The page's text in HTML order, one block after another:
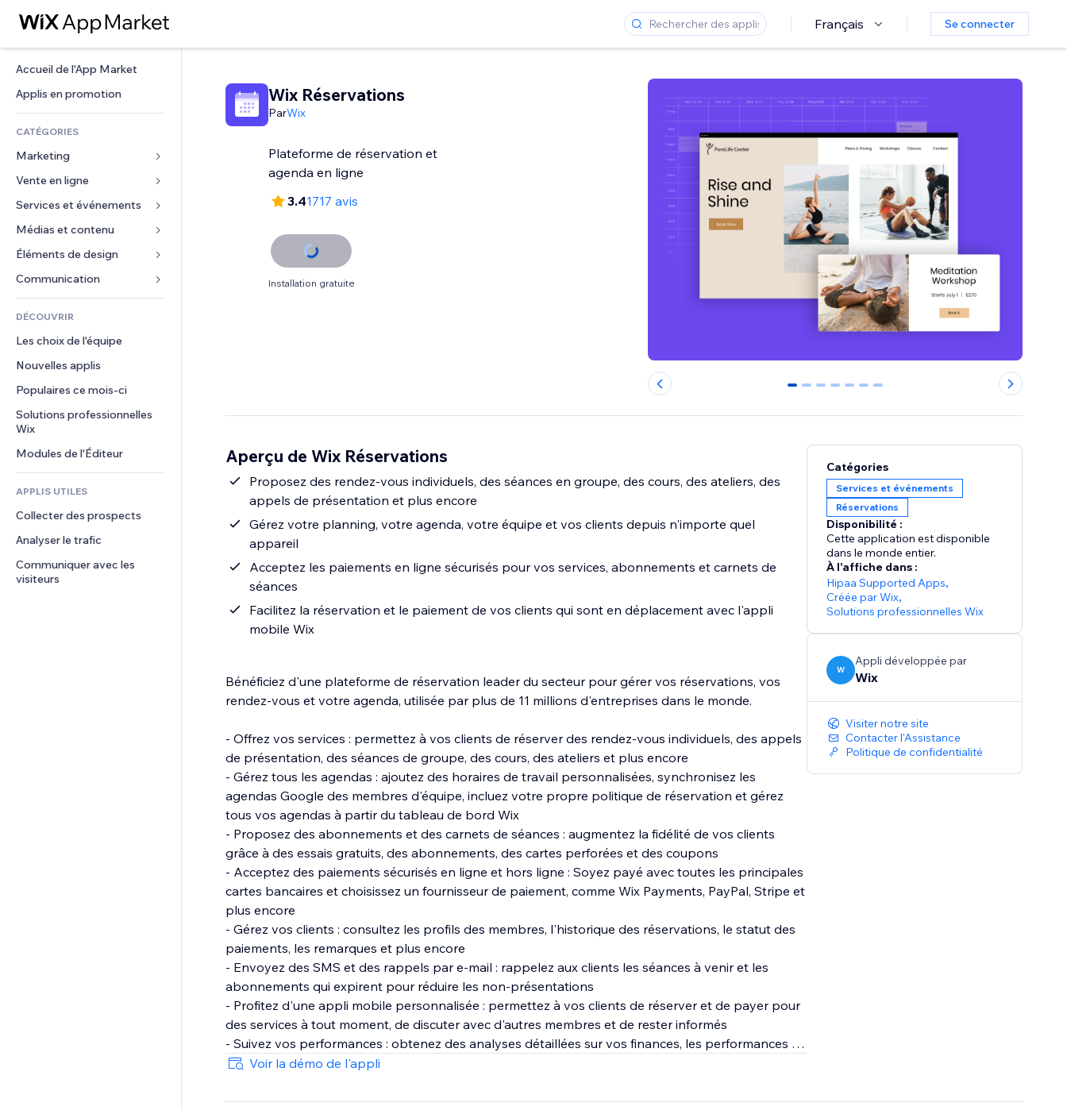
Français Se connecter
Accueil de l'App Market
Applis en promotion
CATÉGORIES
Marketing
Publicités
Mobile
Données analytiques
Réseaux sociaux
Classement de sites
E-mail
Vente en ligne
Applis pour les boutiques
Expédition et livraison
Boutons Vente
Comptabilité
Coupons et fidélisation
Solutions d'entreposage
Financement participatif
Alimentation et boissons
Services et événements
Hôtels
Événements
Restaurants
Immobilier
Réservations
Médias et contenu
Galerie
Musique
Podcasts
Photographie
Vidéo
PDF
Partage de fichiers
Actualités
Services de contenu
Effets de texte
Éléments de design
Cartes et navigation
Confidentialité
Horloge
Modèles de pages
Effets sur images
Boutons et menus
Bannières et badges
Calculateurs
Rechercher
Formulaires
Sondages
Chat
Commentaires
Téléphone
Communauté
Avis et commentaires
DÉCOUVRIR
Les choix de l'équipe
Nouvelles applis
Populaires ce mois‑ci
Solutions professionnelles
Wix
Modules de l'Éditeur
APPLIS UTILES
Collecter des prospects
Analyser le trafic
Communiquer avec les
visiteurs
Wix Réservations
ParWix
Plateforme de réservation et
agenda en ligne
3.41717 avis
Installation gratuite
0 1 2 3 4 5 6
Aperçu de Wix Réservations
Proposez des rendez-vous individuels, des séances en groupe, des cours, des ateliers, des
appels de présentation et plus encore
Gérez votre planning, votre agenda, votre équipe et vos clients depuis n'importe quel
appareil
Acceptez les paiements en ligne sécurisés pour vos services, abonnements et carnets de
séances
Facilitez la réservation et le paiement de vos clients qui sont en déplacement avec l'appli
mobile Wix
Bénéficiez d'une plateforme de réservation leader du secteur pour gérer vos réservations, vos
rendez-vous et votre agenda, utilisée par plus de 11 millions d'entreprises dans le monde.
- Offrez vos services : permettez à vos clients de réserver des rendez-vous individuels, des appels
de présentation, des séances de groupe, des cours, des ateliers et plus encore
- Gérez tous les agendas : ajoutez des horaires de travail personnalisées, synchronisez les
agendas Google des membres d'équipe, incluez votre propre politique de réservation et gérez
tous vos agendas à partir du tableau de bord Wix
- Proposez des abonnements et des carnets de séances : augmentez la fidélité de vos clients
grâce à des essais gratuits, des abonnements, des cartes perforées et des coupons
- Acceptez des paiements sécurisés en ligne et hors ligne : Soyez payé avec toutes les principales
cartes bancaires et choisissez un fournisseur de paiement, comme Wix Payments, PayPal, Stripe et
plus encore
- Gérez vos clients : consultez les profils des membres, l'historique des réservations, le statut des
paiements, les remarques et plus encore
- Envoyez des SMS et des rappels par e‑mail : rappelez aux clients les séances à venir et les
abonnements qui expirent pour réduire les non‑présentations
- Profitez d'une appli mobile personnalisée : permettez à vos clients de réserver et de payer pour
des services à tout moment, de discuter avec d'autres membres et de rester informés
- Suivez vos performances : obtenez des analyses détaillées sur vos finances, les performances de
votre équipe et la participation de vos clients
mobile Wix
Voir la démo de l'appli
Catégories
Services et événements
Réservations
Disponibilité :
Cette application est disponible
dans le monde entier.
À l'affiche dans :
Hipaa Supported Apps,
Créée par Wix,
Solutions professionnelles Wix
W
Appli développée par
Wix
Visiter notre site
Contacter l'Assistance
Politique de confidentialité